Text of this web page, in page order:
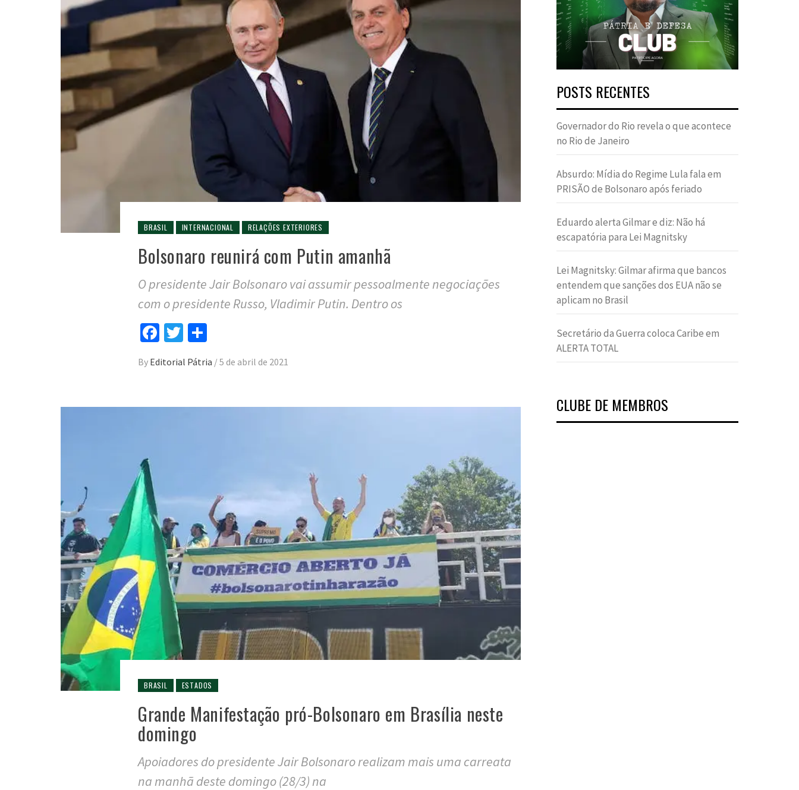
BRASIL INTERNACIONAL RELAÇÕES EXTERIORES
Bolsonaro reunirá com Putin amanhã
O presidente Jair Bolsonaro vai assumir pessoalmente negociações
com o presidente Russo, Vladimir Putin. Dentro os
Facebook
Twitter
By Editorial Pátria /5 de abril de 2021
BRASIL ESTADOS
Grande Manifestação pró-Bolsonaro em Brasília neste
domingo
Apoiadores do presidente Jair Bolsonaro realizam mais uma carreata
na manhã deste domingo (28/3) na
POSTS RECENTES
Governador do Rio revela o que acontece
no Rio de Janeiro
Absurdo: Mídia do Regime Lula fala em
PRISÃO de Bolsonaro após feriado
Eduardo alerta Gilmar e diz: Não há
escapatória para Lei Magnitsky
Lei Magnitsky: Gilmar afirma que bancos
entendem que sanções dos EUA não se
aplicam no Brasil
Secretário da Guerra coloca Caribe em
ALERTA TOTAL
CLUBE DE MEMBROS